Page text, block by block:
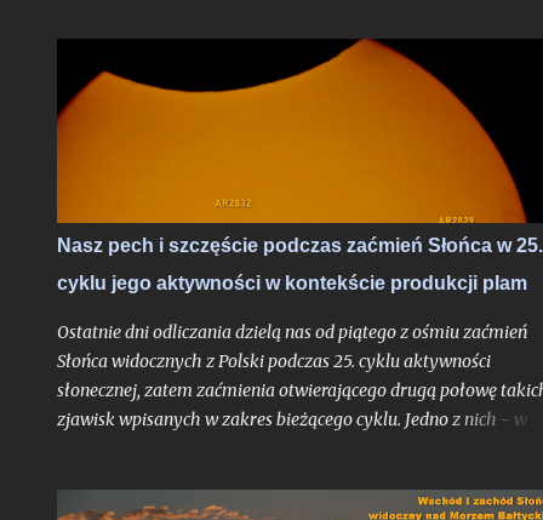
trudne do przebicia otwarcie nowego sezonu z nocami
astronomicznymi. Do pełni szczęścia brakowałby chyba tylko
zorzy polarnej, ale jak pokazało maksimum Perseidów sprzed
dwóch lat - nawet takie scenariusze bywają realne. Po
zachęcie do obserwacji sierpniowych zaćmień zapraszam na
wskazówek odnośnie najbardziej lubianego przez amatorów
wakacyjnego roju meteorów, których tylko w jedną noc
ujrzeć więcej, niż większość ludzi zobaczy przez całe życie.
Oczywiście jak zawsze pod głównym warunkiem: jeśli
Nasz pech i szczęście podczas zaćmień Słońca w 25.
cyklu jego aktywności w kontekście produkcji plam
Ostatnie dni odliczania dzielą nas od piątego z ośmiu zaćmień
Słońca widocznych z Polski podczas 25. cyklu aktywności
słonecznej, zatem zaćmienia otwierającego drugą połowę
zjawisk wpisanych w zakres bieżącego cyklu. Jedno z nich - w
skoro przynajmniej garstka Polaków mogła je ujrzeć nie